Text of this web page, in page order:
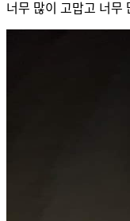
너무 많이 고맙고 너무